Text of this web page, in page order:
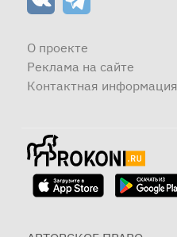
О проекте
Реклама на сайте
Контактная информация